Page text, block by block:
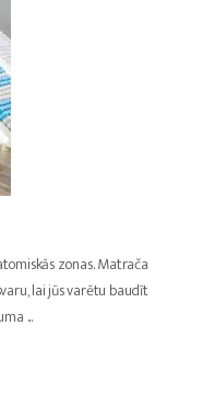
zonas. Matrača
lai jūs varētu baudīt
...